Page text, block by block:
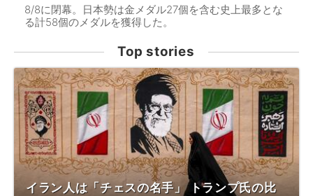
8/8に閉幕。日本勢は金メダル27個を含む史上最多とな
る計58個のメダルを獲得した。
Top stories
イラン人は「チェスの名手」 トランプ氏の比